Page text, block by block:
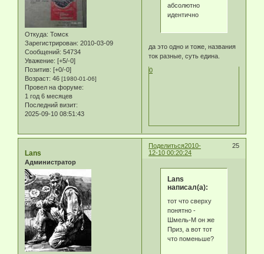
Откуда: Томск
Зарегистрирован: 2010-03-09
Сообщений: 54734
Уважение: [+5/-0]
Позитив: [+0/-0]
Возраст: 46 [1980-01-06]
Провел на форуме:
1 год 6 месяцев
Последний визит:
2025-09-10 08:51:43
абсолютно
идентично
да это одно и тоже, названия
ток разные, суть едина.
0
Поделиться 25
2010-
12-10 00:20:24
Lans
Администратор
Lans
написал(а):
тот что сверху
понятно -
Шмель-М он же
Приз, а вот тот
что поменьше?